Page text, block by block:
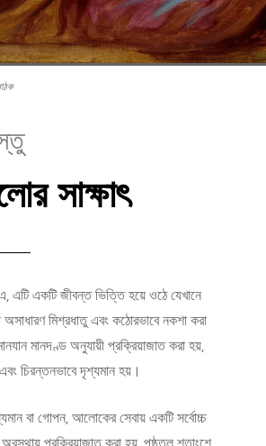
সাক্ষাৎ
একটি জীবন্ত ভিত্তি হয়ে ওঠে যেখানে
মিশ্রধাতু এবং কঠোরভাবে নকশা করা
মানদণ্ড অনুযায়ী প্রক্রিয়াজাত করা হয়,
চিরন্তনভাবে দৃশ্যমান হয়।
বা গোপন, আলোকের সেবায় একটি সর্বোচ্চ